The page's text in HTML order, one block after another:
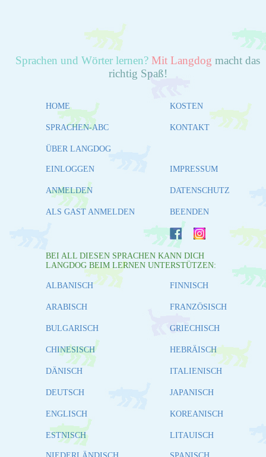
Sprachen und Wörter lernen? Mit Langdog macht das
richtig Spaß!
HOME
SPRACHEN-ABC
ÜBER LANGDOG
KOSTEN
KONTAKT
EINLOGGEN
ANMELDEN
ALS GAST ANMELDEN
IMPRESSUM
DATENSCHUTZ
BEENDEN
BEI ALL DIESEN SPRACHEN KANN DICH
LANGDOG BEIM LERNEN UNTERSTÜTZEN:
ALBANISCH
ARABISCH
BULGARISCH
CHINESISCH
DÄNISCH
DEUTSCH
ENGLISCH
ESTNISCH
FINNISCH
FRANZÖSISCH
GRIECHISCH
HEBRÄISCH
ITALIENISCH
JAPANISCH
KOREANISCH
LITAUISCH